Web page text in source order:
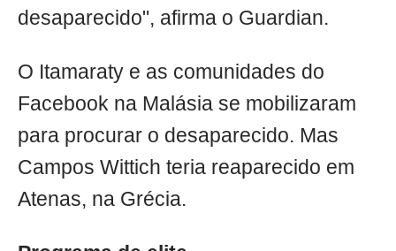
desaparecido", afirma o Guardian.
O Itamaraty e as comunidades do
Facebook na Malásia se mobilizaram
para procurar o desaparecido. Mas
Campos Wittich teria reaparecido em
Atenas, na Grécia.